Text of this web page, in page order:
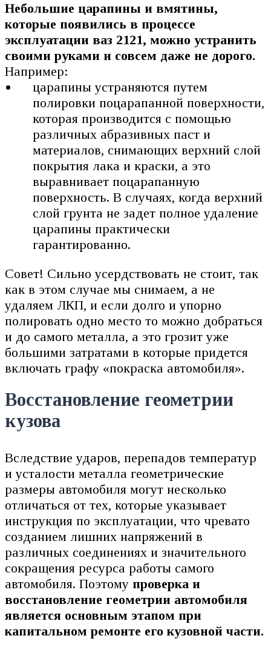
Небольшие царапины и вмятины,
которые появились в процессе
эксплуатации ваз 2121, можно устранить
своими руками и совсем даже не дорого.
Например:
царапины устраняются путем
полировки поцарапанной поверхности,
которая производится с помощью
различных абразивных паст и
материалов, снимающих верхний слой
покрытия лака и краски, а это
выравнивает поцарапанную
поверхность. В случаях, когда верхний
слой грунта не задет полное удаление
царапины практически
гарантированно.
Совет! Сильно усердствовать не стоит, так
как в этом случае мы снимаем, а не
удаляем ЛКП, и если долго и упорно
полировать одно место то можно добраться
и до самого металла, а это грозит уже
большими затратами в которые придется
включать графу «покраска автомобиля».
Восстановление геометрии
кузова
Вследствие ударов, перепадов температур
и усталости металла геометрические
размеры автомобиля могут несколько
отличаться от тех, которые указывает
инструкция по эксплуатации, что чревато
созданием лишних напряжений в
различных соединениях и значительного
сокращения ресурса работы самого
автомобиля. Поэтому проверка и
восстановление геометрии автомобиля
является основным этапом при
капитальном ремонте его кузовной части.